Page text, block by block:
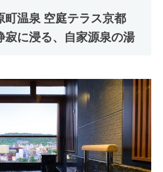
町温泉 空庭テラス京都
寂に浸る、自家源泉の湯